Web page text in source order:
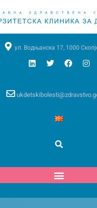
ул. Водњанска 17, 1000